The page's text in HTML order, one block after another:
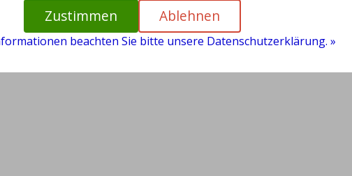
Zustimmen Ablehnen
beachten Sie bitte unsere Datenschutzerklärung. »